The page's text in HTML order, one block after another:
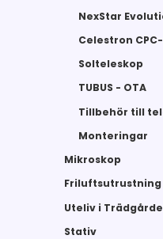
NexStar
Celestron
Solteleskop
TUBUS - OTA
Tillbehör till
Monteringar
Mikroskop
Friluftsutrustning
Uteliv i
Stativ